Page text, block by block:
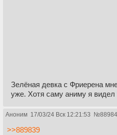
Зелёная девка с Фриерена
уже. Хотя саму аниму я
Аноним 17/03/24 Вск 12:21:53 №
>>889839